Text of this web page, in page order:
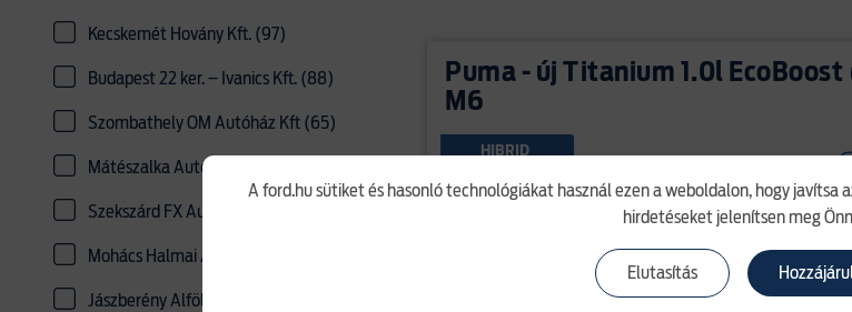
Kecskemét Hovány Kft. (97)
Budapest 22 ker. – Ivanics Kft. (88)
Szombathely OM Autóház Kft (65)
Mátészalka Autó-Zentai Kft. (43)
Szekszárd FX Autóház Kft. (31)
Mohács Halmai Autóház Kft. (30)
Jászberény Alföld Autóház Kft. (24)
Puma - új Titanium 1.0l EcoBoost
M6
HIBRID
A ford.hu sütiket és hasonló technológiákat használ ezen a weboldalon, hogy javítsa
hirdetéseket jelenítsen meg
Elutasítás